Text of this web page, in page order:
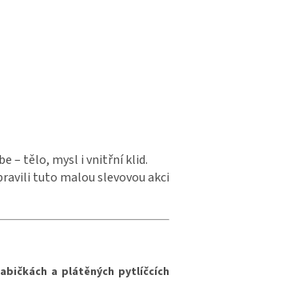
– tělo, mysl i vnitřní klid.
tuto malou slevovou akci
a plátěných pytlíčcích